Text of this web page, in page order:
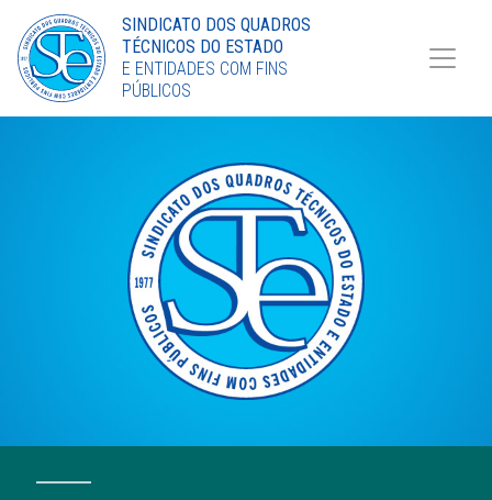
Torne-se Sócio
LinkedIn
SINDICATO DOS QUADROS
TÉCNICOS DO ESTADO
E ENTIDADES COM FINS
PÚBLICOS